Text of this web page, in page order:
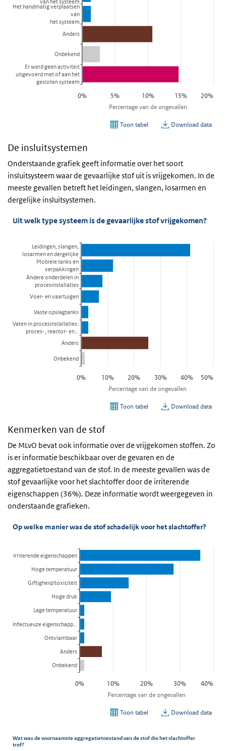
De insluitsystemen
Onderstaande grafiek geeft informatie over het soort
insluitsysteem waar de gevaarlijke stof uit is vrijgekomen. In de
meeste gevallen betreft het leidingen, slangen, losarmen en
dergelijke insluitsystemen.
Kenmerken van de stof
De MLvO bevat ook informatie over de vrijgekomen stoffen. Zo
is er informatie beschikbaar over de gevaren en de
aggregatietoestand van de stof. In de meeste gevallen was de
stof gevaarlijke voor het slachtoffer door de irriterende
eigenschappen (36%). Deze informatie wordt weergegeven in
onderstaande grafieken.